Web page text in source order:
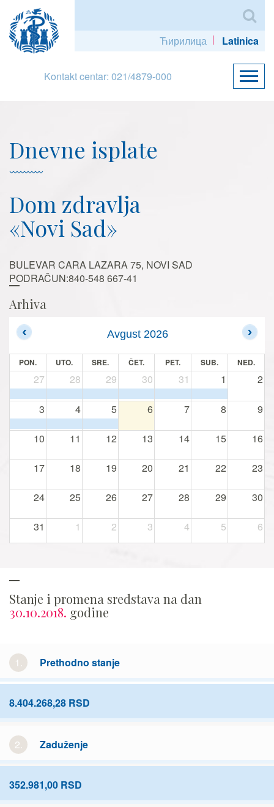
Ћирилица Latinica
Kontakt centar: 021/4879-000
Dnevne isplate
Dom zdravlja
«Novi Sad»
BULEVAR CARA LAZARA 75, NOVI SAD
PODRAČUN:840-548 667-41
Arhiva
Avgust 2026
PON. UTO. SRE. ČET. PET. SUB. NED.
27 28 29 30 31 1 2
3 4 5 6 7 8 9
10 11 12 13 14 15 16
17 18 19 20 21 22 23
24 25 26 27 28 29 30
31 1 2 3 4 5 6
Stanje i promena sredstava na dan
30.10.2018. godine
1. Prethodno stanje
8.404.268,28 RSD
2. Zaduženje
352.981,00 RSD